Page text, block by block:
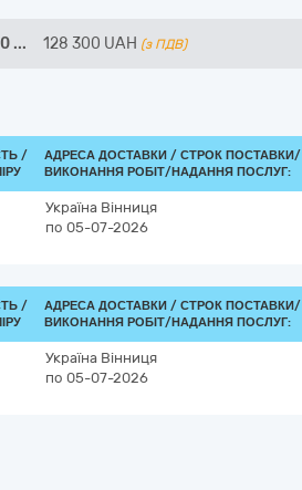
... 128 300 UAH (з ПДВ)
/
АДРЕСА ДОСТАВКИ / СТРОК ПОСТАВКИ/
ВИКОНАННЯ РОБІТ/НАДАННЯ ПОСЛУГ:
Україна Вінниця
по 05-07-2026
/
АДРЕСА ДОСТАВКИ / СТРОК ПОСТАВКИ/
ВИКОНАННЯ РОБІТ/НАДАННЯ ПОСЛУГ:
Україна Вінниця
по 05-07-2026